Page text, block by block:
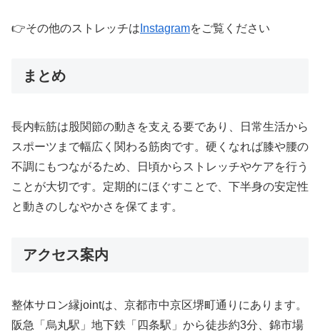
👉その他のストレッチは Instagramをご覧ください
まとめ
長内転筋は股関節の動きを支える要であり、日常生活から
スポーツまで幅広く関わる筋肉です。硬くなれば膝や腰の
不調にもつながるため、日頃からストレッチやケアを行う
ことが大切です。定期的にほぐすことで、下半身の安定性
と動きのしなやかさを保てます。
アクセス案内
整体サロン縁jointは、京都市中京区堺町通りにあります。
阪急「烏丸駅」地下鉄「四条駅」から徒歩約3分、錦市場